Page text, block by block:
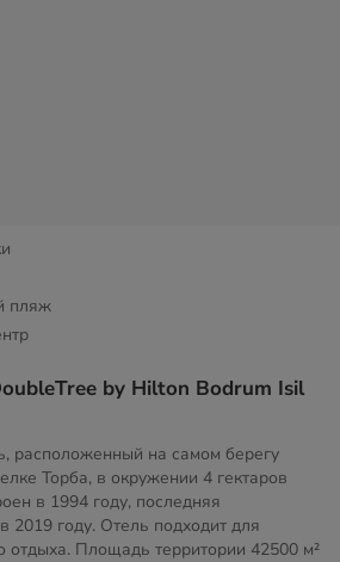
пляж
by Hilton Bodrum Isil
расположенный на самом берегу
Торба, в окружении 4 гектаров
в 1994 году, последняя
2019 году. Отель подходит для
отдыха. Площадь территории 42500 м²